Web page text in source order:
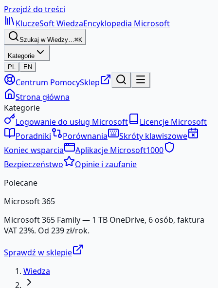
Przejdź do treści
KluczeSoftWiedzaEncyklopedia Microsoft
Szukaj w Wiedzy…⌘K
Kategorie
PL
EN
Centrum PomocySklep
Strona główna
Kategorie
Logowanie do usług Microsoft
Licencje Microsoft
Poradniki
Porównania
Skróty klawiszowe
Koniec wsparcia
Aplikacje Microsoft1000
Bezpieczeństwo
Opinie i zaufanie
Polecane
Microsoft 365
Microsoft 365 Family — 1 TB OneDrive, 6 osób, faktura
VAT 23%. Od 239 zł/rok.
Sprawdź w sklepie
Wiedza